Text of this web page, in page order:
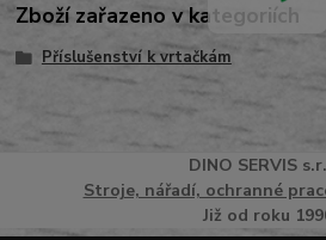
Zboží zařazeno v kategoriích
Příslušenství k vrtačkám
DINO SERVIS
Stroje, nářadí, ochranné
Již od roku